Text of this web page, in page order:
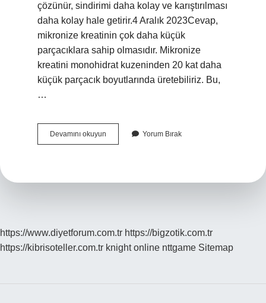
çözünür, sindirimi daha kolay ve karıştırılması
daha kolay hale getirir.4 Aralık 2023Cevap,
mikronize kreatinin çok daha küçük
parçacıklara sahip olmasıdır. Mikronize
kreatini monohidrat kuzeninden 20 kat daha
küçük parçacık boyutlarında üretebiliriz. Bu,
…
Devamını okuyun
Tip
Yorum Bırak
https://www.diyetforum.com.tr https://bigzotik.com.tr
https://kibrisoteller.com.tr knight online nttgame Sitemap